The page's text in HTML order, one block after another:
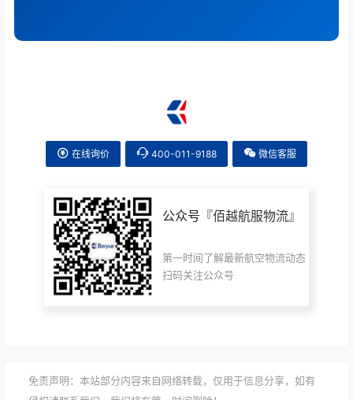
在线询价 400-011-9188 微信客服
公众号『佰越航服物流』
第一时间了解最新航空物流动态
扫码关注公众号
免责声明：本站部分内容来自网络转载，仅用于信息分享，如有